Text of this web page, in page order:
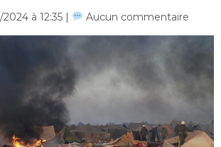
à 12:35 | Aucun commentaire